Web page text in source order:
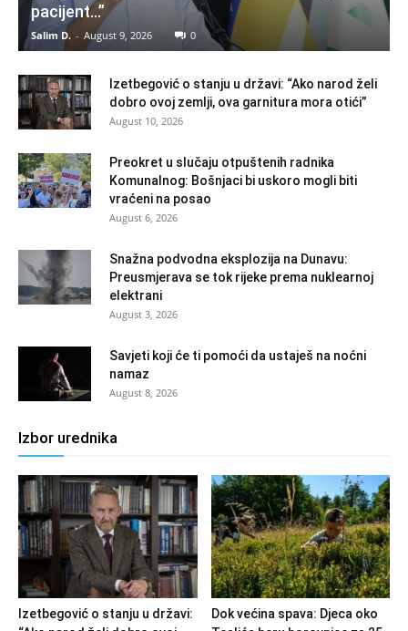
pacijent…”
Salim D. - August 9, 2026 0
Izetbegović o stanju u državi: “Ako narod želi
dobro ovoj zemlji, ova garnitura mora otići”
August 10, 2026
Preokret u slučaju otpuštenih radnika
Komunalnog: Bošnjaci bi uskoro mogli biti
vraćeni na posao
August 6, 2026
Snažna podvodna eksplozija na Dunavu:
Preusmjerava se tok rijeke prema nuklearnoj
elektrani
August 3, 2026
Savjeti koji će ti pomoći da ustaješ na noćni
namaz
August 8, 2026
Izbor urednika
Izetbegović o stanju u državi:
Dok većina spava: Djeca oko